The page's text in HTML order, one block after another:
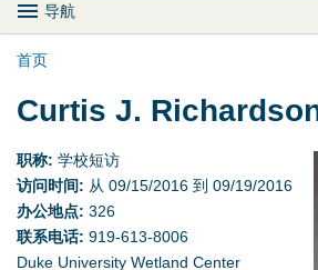
M
a
n
D
r
导航
你
这
里
首页
Curtis J.
职称: 学校短访
访问时间: 从 09/15/2016 到 09/19/2016
办公地点: 326
联系电话: 919-613-8006
Duke University Wetland Center